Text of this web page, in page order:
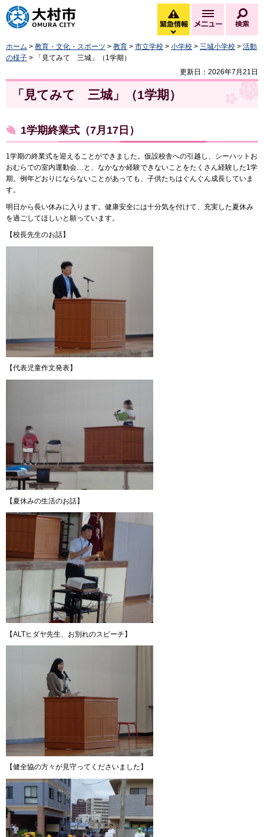
大村市
緊急情報
緊急情報を開く
メニュー
ホーム > 教育・文化・スポーツ > 教育 > 市立学校 > 小学校 > 三城小学校 > 活動
の様子 > 「見てみて 三城」（1学期）
更新日：2026年7月21日
「見てみて 三城」（1学期）​​​​​​
1学期終業式（7月17日）
1学期の終業式を迎えることができました。仮設校舎への引越し、シーハットお
おむらでの室内運動会…と、なかなか経験できないことをたくさん経験した1学
期。例年どおりにならないことがあっても、子供たちはぐんぐん成長していま
す。
明日から長い休みに入ります。健康安全には十分気を付けて、充実した夏休み
を過ごしてほしいと願っています。
【校長先生のお話】
【代表児童作文発表】
【夏休みの生活のお話】
【ALTヒダヤ先生、お別れのスピーチ】
【健全協の方々が見守ってくださいました】